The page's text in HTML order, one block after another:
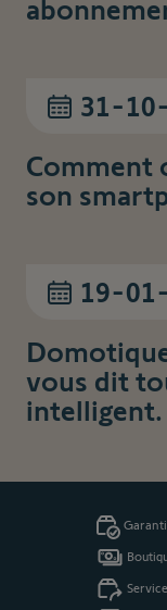
31-
Comment
son
19-
vous dit
intelligent.